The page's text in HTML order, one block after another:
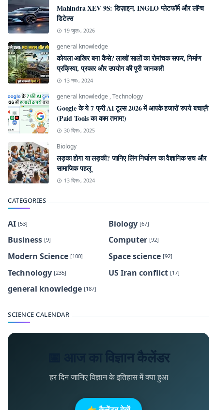
Mahindra XEV 9S: डिज़ाइन, INGLO प्लेटफॉर्म और लॉन्च
डिटेल्स
19 जुल॰, 2026
general knowledge
कोयला आखिर बना कैसे? लाखों सालों का रोमांचक सफर, निर्माण
प्रक्रिया, प्रकार और उपयोग की पूरी जानकारी
13 नव॰, 2024
general knowledge ,Technology
Google के ये 7 फ्री AI टूल्स 2026 में आपके हजारों रुपये बचाएंगे
(Paid Tools का काम तमाम!)
30 दिस॰, 2025
Biology
लड़का होगा या लड़की? जानिए लिंग निर्धारण का वैज्ञानिक सच और
सामाजिक पहलू
13 दिस॰, 2024
CATEGORIES
AI [53] Biology [67]
Business [9] Computer [92]
Modern Science [100] Space science [92]
Technology [235] US Iran conflict [17]
general knowledge [187]
SCIENCE CALENDAR
📅 आज का विज्ञान कैलेंडर
हर दिन जानिए विज्ञान के इतिहास में क्या हुआ